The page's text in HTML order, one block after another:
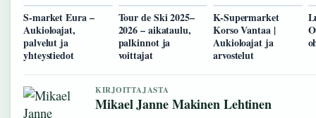
S-market Eura –
Aukioloajat,
palvelut ja
yhteystiedot
Tour de Ski 2025–
2026 – aikataulu,
palkinnot ja
voittajat
K-Supermarket
Korso Vantaa |
Aukioloajat ja
arvostelut
KIRJOITTAJASTA
Mikael Janne Makinen Lehtinen